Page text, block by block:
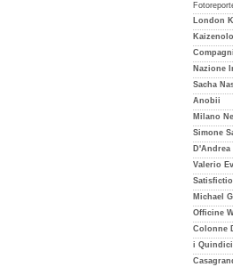
London
Nazione
Sacha
Anobii
Milano
Simone
D'Andrea
Valerio
Michael
Officine
Colonne
i Quindici